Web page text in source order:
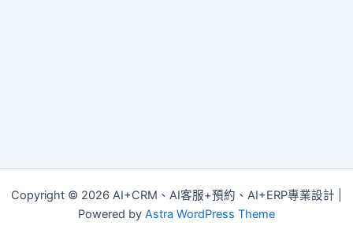
Copyright © 2026 AI+CRM、AI客服+預約、AI+ERP專業設計 |
Powered by Astra WordPress Theme